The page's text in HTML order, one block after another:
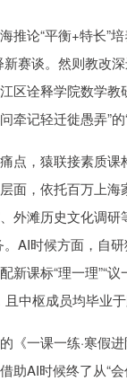
推论“平衡+特长”
新赛谈。然则教改
江区诠释学院数学
牵记轻迁徙愚弄”
点，猿联接素质课
面，依托百万上
外滩历史文化调研
。AI时候方面，自
新课标“理一理”“
中枢成员均毕业
《一课一练·寒假
助AI时候终了从“